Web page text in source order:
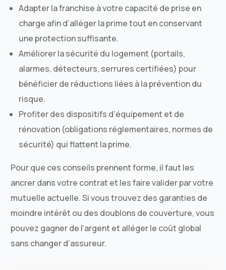
Adapter la franchise à votre capacité de prise en
charge afin d’alléger la prime tout en conservant
une protection suffisante.
Améliorer la sécurité du logement (portails,
alarmes, détecteurs, serrures certifiées) pour
bénéficier de réductions liées à la prévention du
risque.
Profiter des dispositifs d’équipement et de
rénovation (obligations réglementaires, normes de
sécurité) qui flattent la prime.
Pour que ces conseils prennent forme, il faut les
ancrer dans votre contrat et les faire valider par votre
mutuelle actuelle. Si vous trouvez des garanties de
moindre intérêt ou des doublons de couverture, vous
pouvez gagner de l’argent et alléger le coût global
sans changer d’assureur.